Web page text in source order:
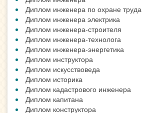
Диплом инженера по охране труда
Диплом инженера электрика
Диплом инженера-строителя
Диплом инженера-технолога
Диплом инженера-энергетика
Диплом инструктора
Диплом искусствоведа
Диплом историка
Диплом кадастрового инженера
Диплом капитана
Диплом конструктора